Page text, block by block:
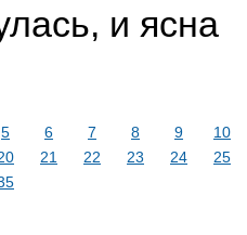
и ясна
5 6 7 8 9
10
21 22 23 24
25